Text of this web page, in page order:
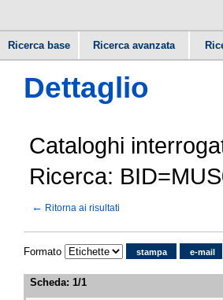
Ricerca base Ricerca avanzata
Dettaglio
Cataloghi
Ricerca:
← Ritorna ai risultati
Formato stampa e-mail
Scheda: 1/1